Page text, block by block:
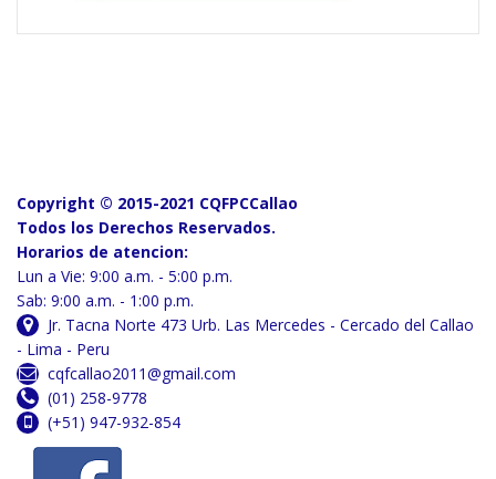
Copyright © 2015-2021 CQFPCCallao
Todos los Derechos Reservados.
Horarios de atencion:
Lun a Vie: 9:00 a.m. - 5:00 p.m.
Sab: 9:00 a.m. - 1:00 p.m.
Jr. Tacna Norte 473 Urb. Las Mercedes - Cercado del Callao
- Lima - Peru
cqfcallao2011@gmail.com
(01) 258-9778
(+51) 947-932-854